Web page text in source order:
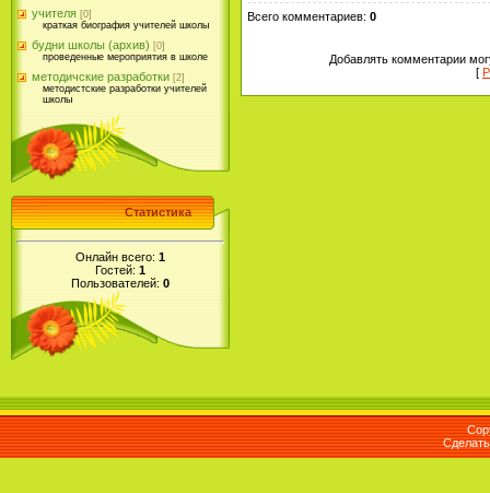
учителя [0]
краткая биография учителей школы
будни школы (архив) [0]
проведенные мероприятия в школе
методичские разработки [2]
методистские разработки учителей
школы
Статистика
Онлайн всего: 1
Гостей: 1
Пользователей: 0
Всего комментариев: 0
Добавлять комментарии
[